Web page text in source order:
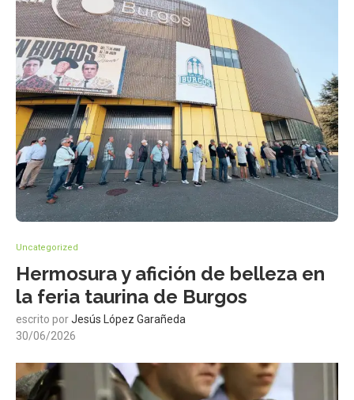
Uncategorized
Hermosura y afición de belleza en
la feria taurina de Burgos
escrito porJesús López Garañeda
30/06/2026